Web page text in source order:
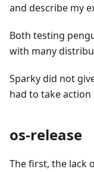
and describe my
Both testing
with many
Sparky did not
had to take
os-release
The first, the lack